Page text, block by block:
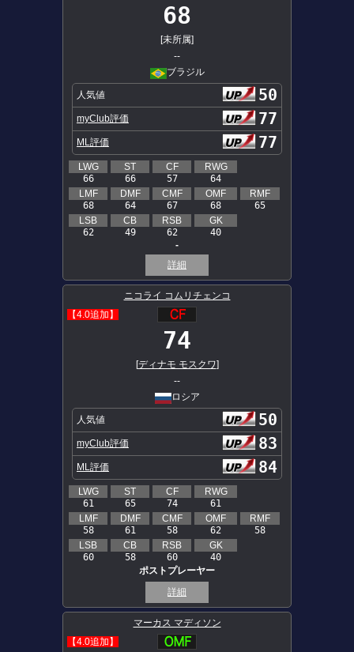
68
[未所属]
--
ブラジル
人気値 50
myClub評価 77
ML評価 77
LWG
66
ST
66
CF
57
RWG
64
LMF
68
DMF
64
CMF
67
OMF
68
RMF
65
LSB
62
CB
49
RSB
62
GK
40
-
詳細
ニコライ コムリチェンコ
【4.0追加】
74
[ディナモ モスクワ]
--
ロシア
人気値 50
myClub評価 83
ML評価 84
LWG
61
ST
65
CF
74
RWG
61
LMF
58
DMF
61
CMF
58
OMF
62
RMF
58
LSB
60
CB
58
RSB
60
GK
40
ポストプレーヤー
詳細
マーカス マディソン
【4.0追加】